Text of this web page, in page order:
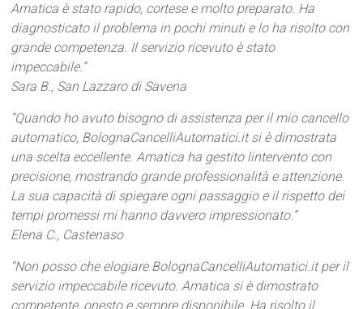
Amatica è stato rapido, cortese e molto preparato. Ha
diagnosticato il problema in pochi minuti e lo ha risolto con
grande competenza. Il servizio ricevuto è stato
impeccabile.”
Sara B., San Lazzaro di Savena
“Quando ho avuto bisogno di assistenza per il mio cancello
automatico, BolognaCancelliAutomatici.it si è dimostrata
una scelta eccellente. Amatica ha gestito lintervento con
precisione, mostrando grande professionalità e attenzione.
La sua capacità di spiegare ogni passaggio e il rispetto dei
tempi promessi mi hanno davvero impressionato.”
Elena C., Castenaso
“Non posso che elogiare BolognaCancelliAutomatici.it per il
servizio impeccabile ricevuto. Amatica si è dimostrato
competente, onesto e sempre disponibile. Ha risolto il